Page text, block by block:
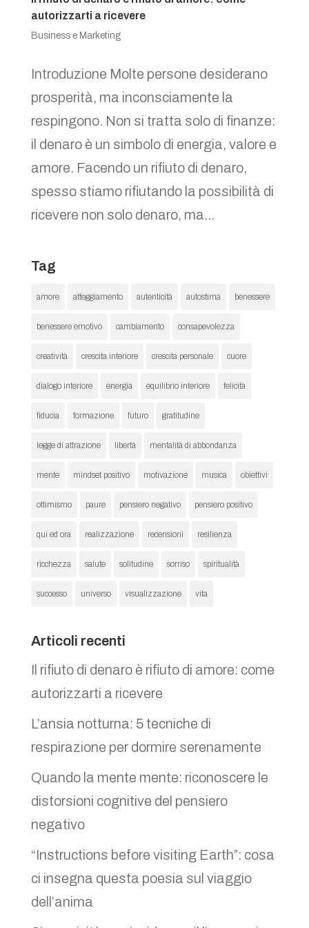
autorizzarti a ricevere
Business e Marketing
Introduzione Molte persone desiderano
prosperità, ma inconsciamente la
respingono. Non si tratta solo di finanze:
il denaro è un simbolo di energia, valore e
amore. Facendo un rifiuto di denaro,
spesso stiamo rifiutando la possibilità di
ricevere non solo denaro, ma...
Tag
amore atteggiamento autenticità autostima benessere
benessere emotivo cambiamento consapevolezza
creatività crescita interiore crescita personale cuore
dialogo interiore energia equilibrio interiore felicità
fiducia formazione futuro gratitudine
legge di attrazione libertà mentalità di abbondanza
mente mindset positivo motivazione musica obiettivi
ottimismo paure pensiero negativo pensiero positivo
qui ed ora realizzazione recensioni resilienza
ricchezza salute solitudine sorriso spiritualità
successo universo visualizzazione vita
Articoli recenti
Il rifiuto di denaro è rifiuto di amore: come
autorizzarti a ricevere
L’ansia notturna: 5 tecniche di
respirazione per dormire serenamente
Quando la mente mente: riconoscere le
distorsioni cognitive del pensiero
negativo
“Instructions before visiting Earth”: cosa
ci insegna questa poesia sul viaggio
dell’anima